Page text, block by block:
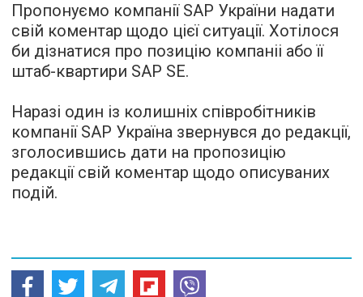
Пропонуємо компанії SAP України надати
свій коментар щодо цієї ситуації. Хотілося
би дізнатися про позицію компаніі або її
штаб-квартири SAP SE.
Наразі один із колишніх співробітників
компанії SAP Україна звернувся до редакції,
зголосившись дати на пропозицію
редакції свій коментар щодо описуваних
подій.